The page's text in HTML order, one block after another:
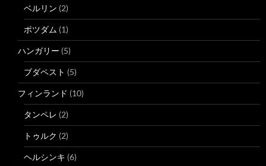
ベルリン (2)
ポツダム (1)
ハンガリー (5)
ブダペスト (5)
フィンランド (10)
タンペレ (2)
トゥルク (2)
ヘルシンキ (6)